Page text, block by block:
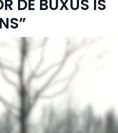
DE BUXUS IS